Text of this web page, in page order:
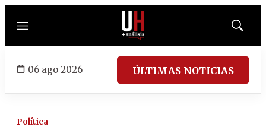
Menú
Mostrar
06 ago 2026 ÚLTIMAS NOTICIAS
Política